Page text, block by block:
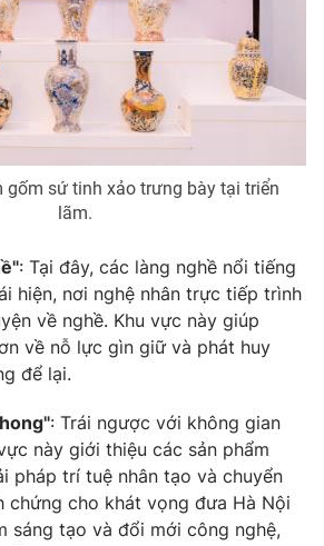
Truyền hình Việt Nam
báo VTV
in và báo điện tử số 483/GP-BTTTT
Thủy
Thị Mỹ Hạnh, Phạm Quốc Thắng,
355 931 - 024.38 355 932
024.66 897 897
gốm sứ tinh xảo trưng bày tại triển
lãm.
: Tại đây, các làng nghề nổi tiếng
hiện, nơi nghệ nhân trực tiếp trình
về nghề. Khu vực này giúp
về nỗ lực gìn giữ và phát huy
để lại.
: Trái ngược với không gian
này giới thiệu các sản phẩm
pháp trí tuệ nhân tạo và chuyển
chứng cho khát vọng đưa Hà Nội
sáng tạo và đổi mới công nghệ,